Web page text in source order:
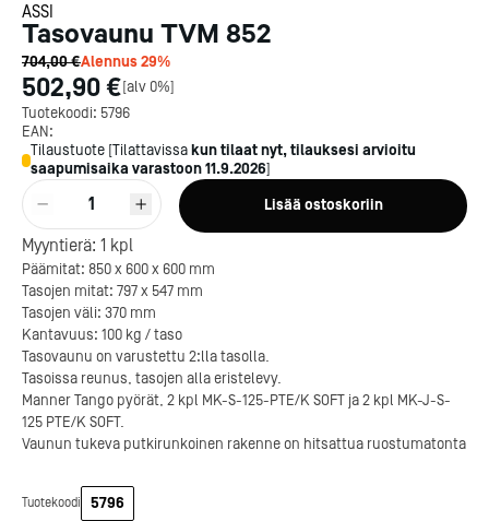
ASSI
Tasovaunu TVM 852
704,00 €Alennus29%
502,90 €[alv 0%]
Tuotekoodi: 5796
EAN:
Tilaustuote [Tilattavissa kun tilaat nyt, tilauksesi arvioitu
saapumisaika varastoon11.9.2026]
1 Lisää ostoskoriin
Myyntierä: 1 kpl
Päämitat: 850 x 600 x 600 mm
Tasojen mitat: 797 x 547 mm
Tasojen väli: 370 mm
Kantavuus: 100 kg / taso
Tasovaunu on varustettu 2:lla tasolla.
Tasoissa reunus, tasojen alla eristelevy.
Manner Tango pyörät, 2 kpl MK-S-125-PTE/K SOFT ja 2 kpl MK-J-S-
125 PTE/K SOFT.
Vaunun tukeva putkirunkoinen rakenne on hitsattua ruostumatonta
Tuotekoodi 5796
Kotipizza on vuonna 1987
300 ravintolaa eri puolella
Suomea. Dieta on tehnyt